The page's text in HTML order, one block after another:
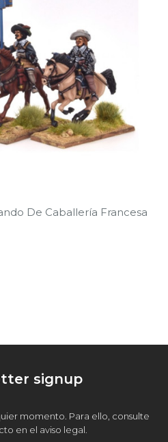
De Caballería Francesa
signup
momento. Para ello, consulte
en el aviso legal.